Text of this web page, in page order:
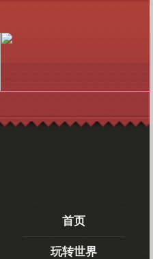
玩转世界
奢享生活
首页
玩转世界